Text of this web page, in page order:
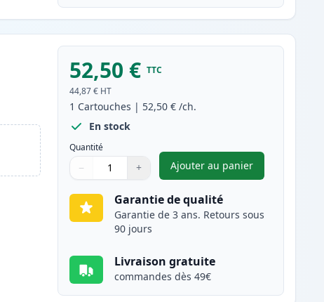
52,50 € TTC
44,87 € HT
1 Cartouches | 52,50 € /ch.
En stock
Quantité
Quantité
Utilisez les boutons pour ajuster
− +
Quantité
Ajouter au panier
,Canon 718
Garantie de qualité
Garantie de 3 ans. Retours sous
90 jours
Livraison gratuite
commandes dès 49€